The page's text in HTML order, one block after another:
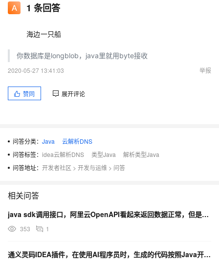
1 条回答
海边一只船
你数据库是longblob，java里就用byte接收
2020-05-27 13:41:03
举报
赞同 展开评论
问答分类： Java
云解析DNS
问答标签： idea云解析DNS 类型Java
解析类型Java
问答地址： 开发者社区 > 开发与运维 > 问答
相关问答
java sdk调用接口，阿里云OpenAPI看起来返回数据正常，但是解析失败了，什么原因？
353 1
通义灵码IDEA插件，在使用AI程序员时，生成的代码按照Java开发手册规范生成